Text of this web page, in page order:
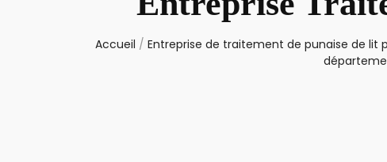
Accueil / Entreprise de traitement de punaise de lit